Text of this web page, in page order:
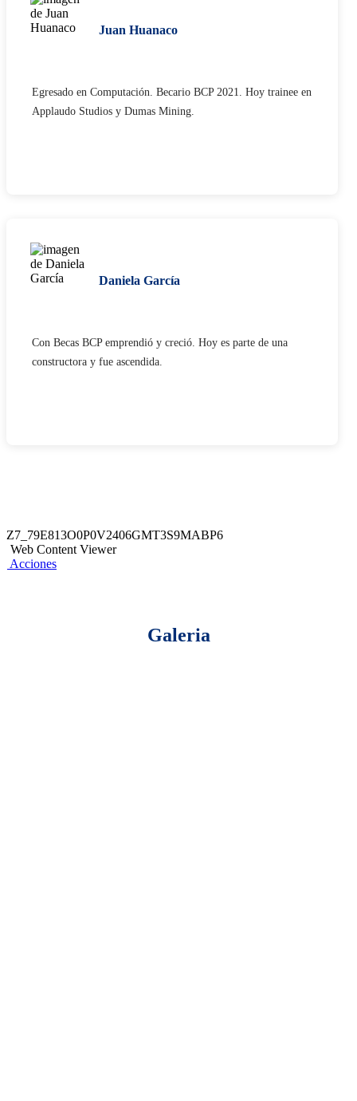
Juan Huanaco
Egresado en Computación. Becario BCP 2021. Hoy trainee en
Applaudo Studios y Dumas Mining.
Daniela García
Con Becas BCP emprendió y creció. Hoy es parte de una
constructora y fue ascendida.
Z7_79E813O0P0V2406GMT3S9MABP6
Web Content Viewer
Acciones
Galeria